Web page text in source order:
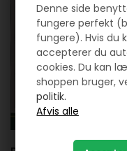
Denne side
fungere perfekt
fungere). Hvis du
accepterer du
cookies. Du kan
shoppen bruger,
politik.